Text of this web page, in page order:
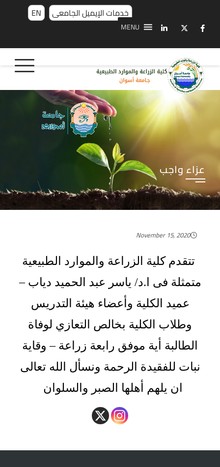
EN خدمات الإيميل الجامعى
MENU
عزاء واجب
November 15, 2020
تتقدم كلية الزراعة والموارد الطبيعية
متمثلة فى ا.د/ ياسر عبد الحميد دياب –
عميد الكلية وأعضاء هيئة التدريس
وطلاب الكلية بخالص التعازي لوفاة
الطالبة أية موفق رابعة زراعة – وقاية
نبات للفقيدة الرحمة ونسأل الله تعالى
ان يلهم أهلها الصبر والسلوان